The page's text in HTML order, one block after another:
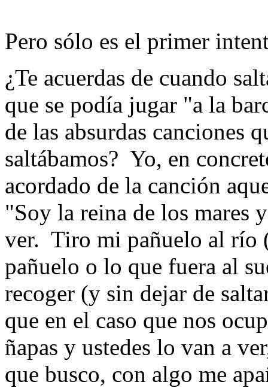
Pero sólo es el primer
¿Te acuerdas de cuando
que se podía jugar "a la
de las absurdas canciones
saltábamos? Yo, en
acordado de la canción
"Soy la reina de los mares
ver. Tiro mi pañuelo al río
pañuelo o lo que fuera al
recoger (y sin dejar de
que en el caso que nos
ñapas y ustedes lo van a
que busco, con algo me